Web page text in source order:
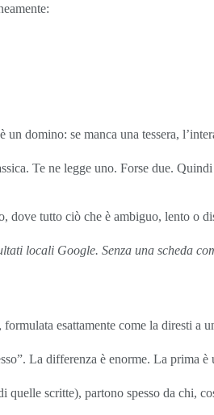
domino: se manca una tessera,
Te ne legge uno. Forse due.
dove tutto ciò che è ambiguo, lento o
locali Google. Senza una scheda
esattamente come la diresti a
La differenza è enorme. La prima
scritte), partono spesso da chi,